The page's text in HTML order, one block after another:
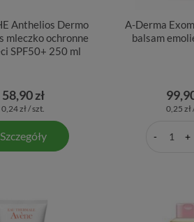
Anthelios Dermo
mleczko ochronne
SPF50+ 250 ml
58,90 zł
0,24 zł / szt.
Szczegóły
A-Derma
balsam
0,25 zł